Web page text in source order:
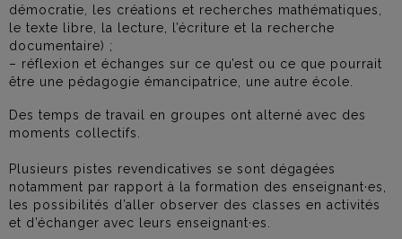
démocratie, les créations et recherches mathématiques,
le texte libre, la lecture, l’écriture et la recherche
documentaire) ;
– réflexion et échanges sur ce qu’est ou ce que pourrait
être une pédagogie émancipatrice, une autre école.
Des temps de travail en groupes ont alterné avec des
moments collectifs.
Plusieurs pistes revendicatives se sont dégagées
notamment par rapport à la formation des enseignant·es,
les possibilités d’aller observer des classes en activités
et d’échanger avec leurs enseignant·es.